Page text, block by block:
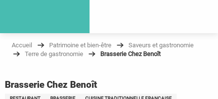
Accueil Patrimoine et bien-être
Saveurs et gastronomie
Terre de gastronomie
Brasserie Chez Benoît
Brasserie Chez Benoît